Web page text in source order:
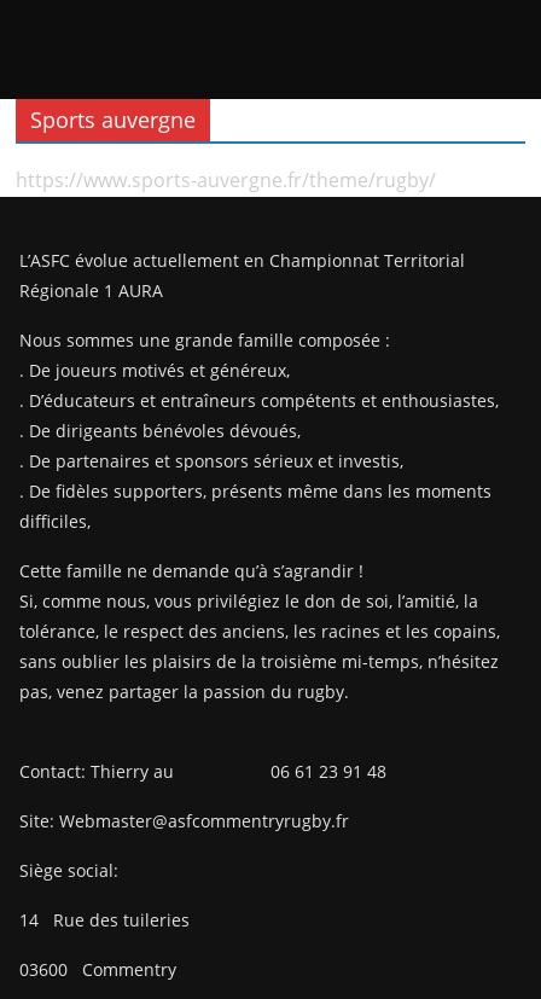
Sports auvergne
https://www.sports-auvergne.fr/theme/rugby/
L’ASFC évolue actuellement en Championnat Territorial
Régionale 1 AURA
Nous sommes une grande famille composée :
. De joueurs motivés et généreux,
. D’éducateurs et entraîneurs compétents et enthousiastes,
. De dirigeants bénévoles dévoués,
. De partenaires et sponsors sérieux et investis,
. De fidèles supporters, présents même dans les moments
difficiles,
Cette famille ne demande qu’à s’agrandir !
Si, comme nous, vous privilégiez le don de soi, l’amitié, la
tolérance, le respect des anciens, les racines et les copains,
sans oublier les plaisirs de la troisième mi-temps, n’hésitez
pas, venez partager la passion du rugby.
Contact: Thierry au 06 61 23 91 48
Site: Webmaster@asfcommentryrugby.fr
Siège social:
14 Rue des tuileries
03600 Commentry